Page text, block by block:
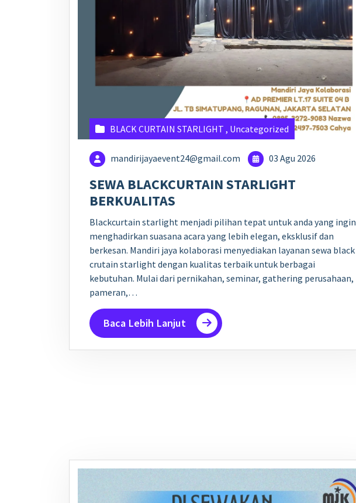
BLACK CURTAIN STARLIGHT , Uncategorized
mandirijayaevent24@gmail.com 03 Agu 2026
SEWA BLACKCURTAIN STARLIGHT
BERKUALITAS
Blackcurtain starlight menjadi pilihan tepat untuk anda yang ingin
menghadirkan suasana acara yang lebih elegan, eksklusif dan
berkesan. Mandiri jaya kolaborasi menyediakan layanan sewa black
crutain starlight dengan kualitas terbaik untuk berbagai
kebutuhan. Mulai dari pernikahan, seminar, gathering perusahaan,
pameran,…
Baca Lebih Lanjut